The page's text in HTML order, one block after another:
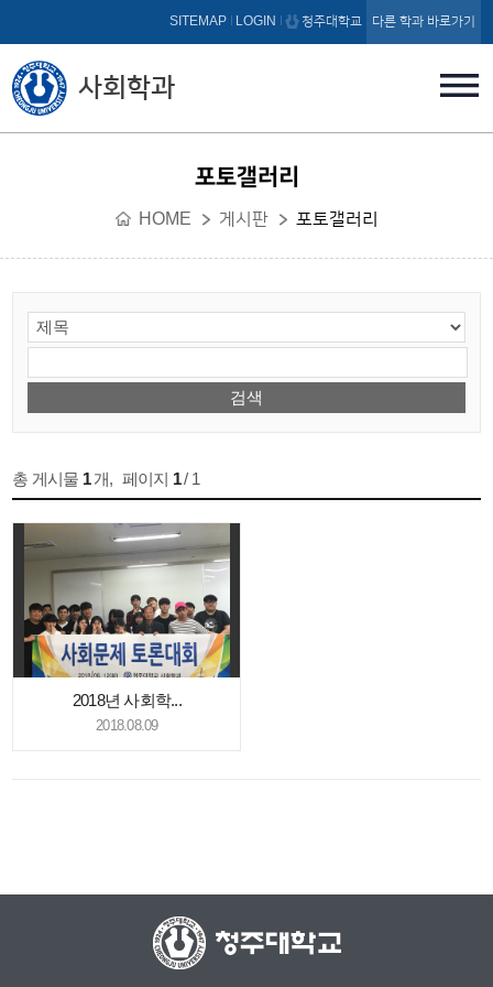
본문 바로가기
사회학과
SITEMAP LOGIN 청주대학교 다른 학과 바로가기
포토갤러리
HOME 게시판 포토갤러리
총 게시물 1개, 페이지 1/ 1
2018년 사회학...
2018.08.09